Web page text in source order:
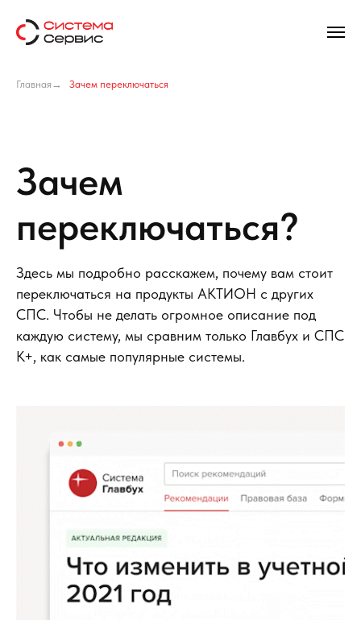
Главная → Зачем переключаться
Зачем
переключаться?
Здесь мы подробно расскажем, почему вам стоит
переключаться на продукты АКТИОН с других
СПС. Чтобы не делать огромное описание под
каждую систему, мы сравним только Главбух и СПС
К+, как самые популярные системы.